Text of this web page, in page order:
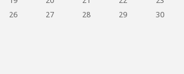
26 27 28 29
30